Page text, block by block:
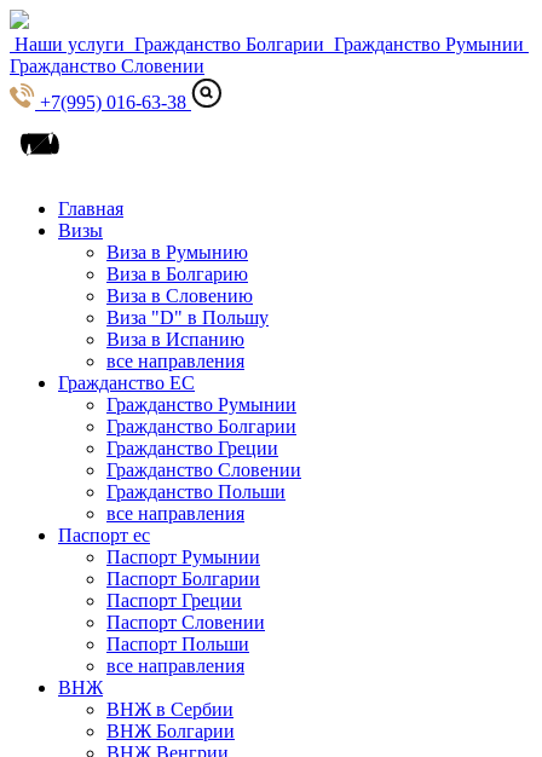
Наши услуги Гражданство Болгарии Гражданство Румынии
Гражданство Словении
+7(995) 016-63-38
Главная
Визы
Виза в Румынию
Виза в Болгарию
Виза в Словению
Виза "D" в Польшу
Виза в Испанию
все направления
Гражданство ЕС
Гражданство Румынии
Гражданство Болгарии
Гражданство Греции
Гражданство Словении
Гражданство Польши
все направления
Паспорт ес
Паспорт Румынии
Паспорт Болгарии
Паспорт Греции
Паспорт Словении
Паспорт Польши
все направления
ВНЖ
ВНЖ в Сербии
ВНЖ Болгарии
ВНЖ Венгрии